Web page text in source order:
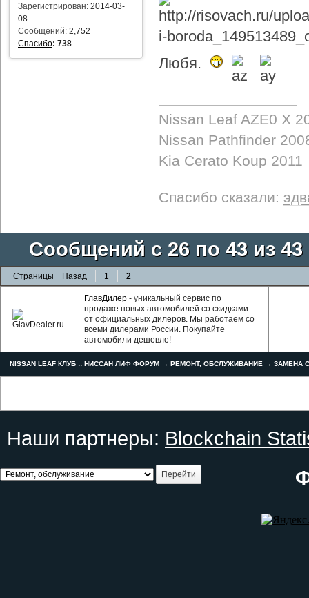
Зарегистрирован: 2014-03-
08
Сообщений: 2,752
Спасибо: 738
Любя.
Nissan Leaf AZE0 X
Nissan Pathfinder
Kia Cerato Koup 2011
Спасибо сказали:
Сообщений с 26 по 43 из 43
Страницы Назад 1 2
ГлавДилер - уникальный сервис по
продаже новых автомобилей со скидками
от официальных дилеров. Мы работаем со
всеми дилерами России. Покупайте
автомобили дешевле!
NISSAN LEAF КЛУБ :: НИССАН ЛИФ ФОРУМ →РЕМОНТ, ОБСЛУЖИВАНИЕ →ЗАМЕНА
Наши партнеры: Blockchain